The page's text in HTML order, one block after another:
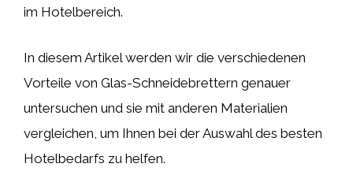
im Hotelbereich.
In diesem Artikel werden wir die verschiedenen
Vorteile von Glas-Schneidebrettern genauer
untersuchen und sie mit anderen Materialien
vergleichen, um Ihnen bei der Auswahl des besten
Hotelbedarfs zu helfen.